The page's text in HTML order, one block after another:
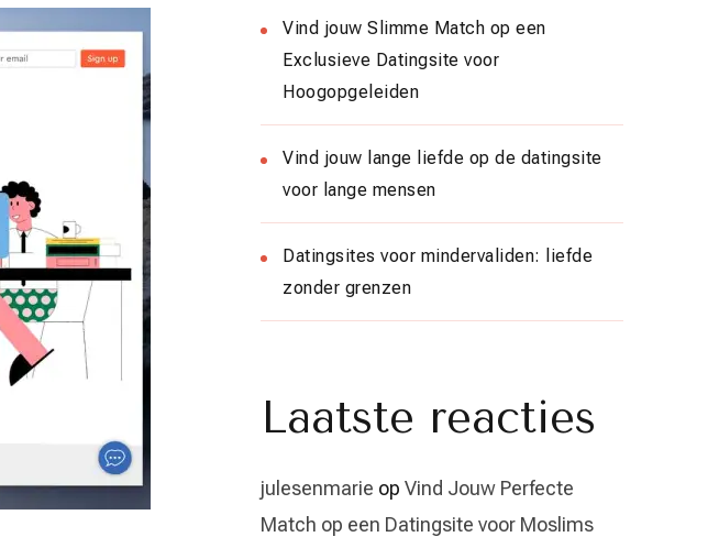
Vind jouw Slimme Match op een
Exclusieve Datingsite voor
Hoogopgeleiden
Vind jouw lange liefde op de datingsite
voor lange mensen
Datingsites voor mindervaliden: liefde
zonder grenzen
Laatste reacties
julesenmarie op Vind Jouw Perfecte
Match op een Datingsite voor Moslims